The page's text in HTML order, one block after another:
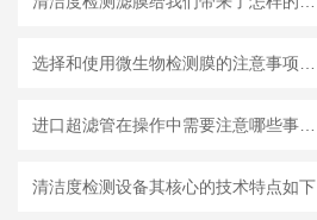
清洁度检测设备其核心的技术特点如下